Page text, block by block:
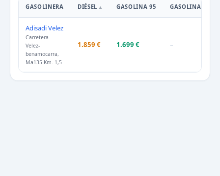
GASOLINERA DIÉSEL GASOLINA 95 GASOLINA 98
Adisadi Velez
Carretera
Velez­-
benamocarra,
Ma­135 Km. 1,5
1.859 € 1.699 € –